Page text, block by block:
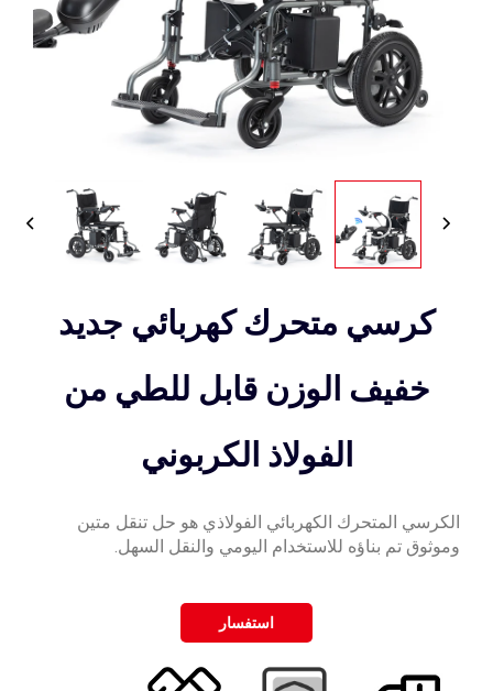
كرسي متحرك كهربائي جديد
خفيف الوزن قابل للطي من
الفولاذ الكربوني
الكرسي المتحرك الكهربائي الفولاذي هو حل تنقل متين
وموثوق تم بناؤه للاستخدام اليومي والنقل السهل.
استفسار